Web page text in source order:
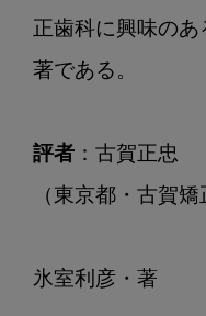
正歯科に興味の
著である。
評者 ：古賀正忠
（東京都・古賀
氷室利彦・著